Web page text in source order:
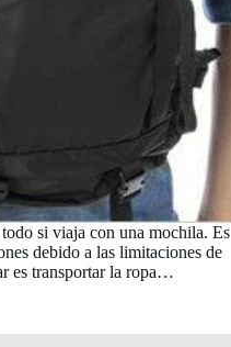
si viaja con una mochila. Es
debido a las limitaciones de
es transportar la ropa…